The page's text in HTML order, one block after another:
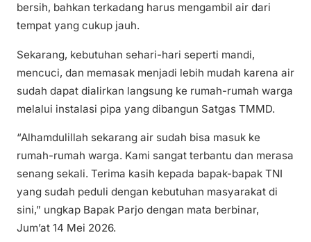
bersih, bahkan terkadang harus mengambil air dari
tempat yang cukup jauh.
Sekarang, kebutuhan sehari-hari seperti mandi,
mencuci, dan memasak menjadi lebih mudah karena air
sudah dapat dialirkan langsung ke rumah-rumah warga
melalui instalasi pipa yang dibangun Satgas TMMD.
“Alhamdulillah sekarang air sudah bisa masuk ke
rumah-rumah warga. Kami sangat terbantu dan merasa
senang sekali. Terima kasih kepada bapak-bapak TNI
yang sudah peduli dengan kebutuhan masyarakat di
sini,” ungkap Bapak Parjo dengan mata berbinar,
Jum’at 14 Mei 2026.